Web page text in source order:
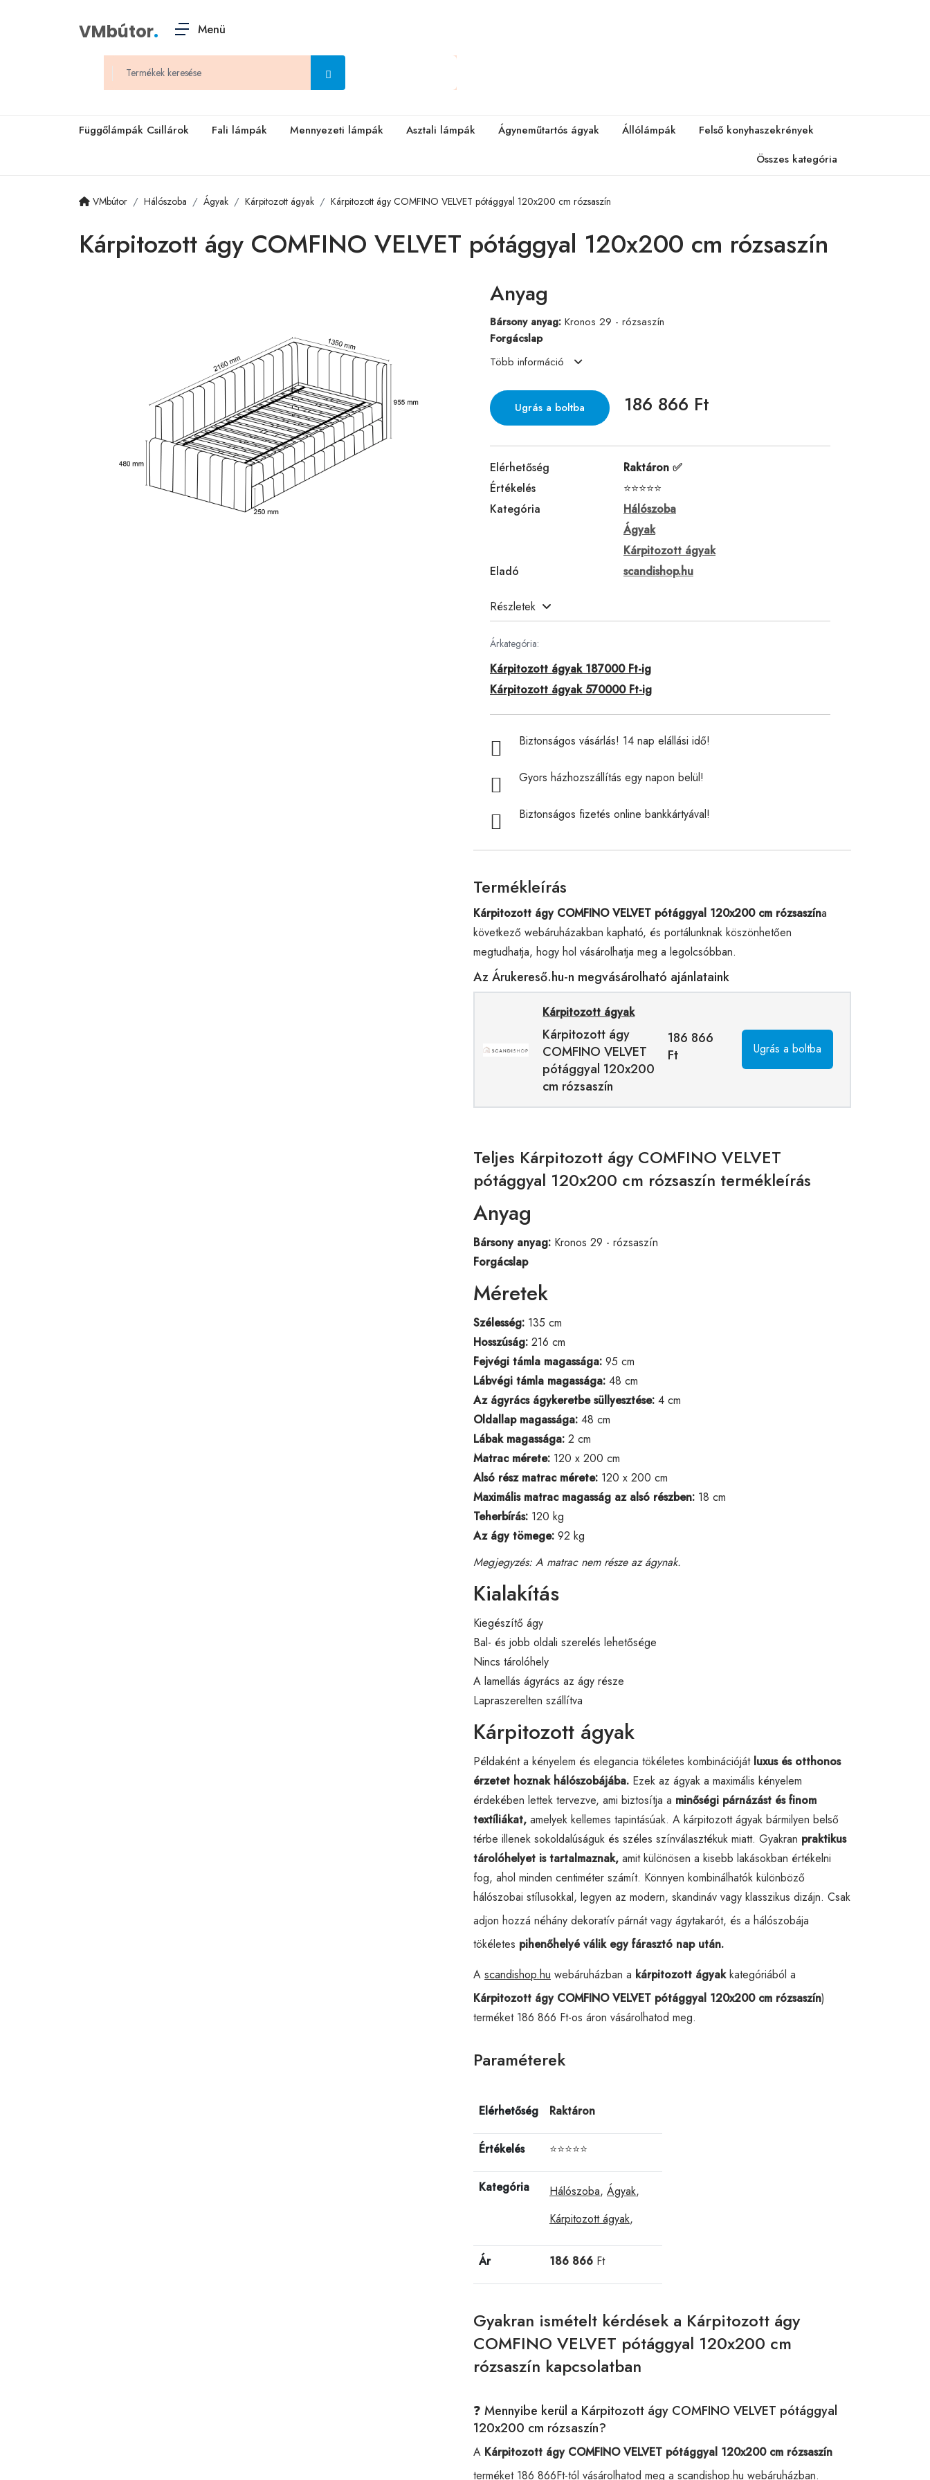
VMbútor. Menü
Függőlámpák Csillárok Fali lámpák Mennyezeti lámpák Asztali lámpák Ágyneműtartós ágyak Állólámpák
Felső konyhaszekrények
Összes kategória
VMbútor Hálószoba Ágyak Kárpitozott ágyak Kárpitozott ágy COMFINO VELVET pótággyal 120x200 cm rózsaszín
Kárpitozott ágy COMFINO VELVET pótággyal 120x200 cm rózsaszín
Anyag
Bársony anyag: Kronos 29 - rózsaszín
Forgácslap
Több információ
Ugrás a boltba 186 866 Ft
Elérhetőség
Raktáron ✅
Értékelés
⭐⭐⭐⭐⭐
Kategória
Hálószoba
Ágyak
Kárpitozott ágyak
Eladó
scandishop.hu
Részletek
Árkategória:
Kárpitozott ágyak 187000 Ft-ig
Kárpitozott ágyak 570000 Ft-ig
Biztonságos vásárlás! 14 nap elállási idő!
Gyors házhozszállítás egy napon belül!
Biztonságos fizetés online bankkártyával!
Termékleírás
Kárpitozott ágy COMFINO VELVET pótággyal 120x200 cm rózsaszína
következő webáruházakban kapható, és portálunknak köszönhetően
megtudhatja, hogy hol vásárolhatja meg a legolcsóbban.
Az Árukereső.hu-n megvásárolható ajánlataink
Kárpitozott ágyak
Kárpitozott ágy
COMFINO VELVET
pótággyal 120x200
cm rózsaszín
186 866
Ft
Ugrás a boltba
Teljes Kárpitozott ágy COMFINO VELVET
pótággyal 120x200 cm rózsaszín termékleírás
Anyag
Bársony anyag: Kronos 29 - rózsaszín
Forgácslap
Méretek
Szélesség: 135 cm
Hosszúság: 216 cm
Fejvégi támla magassága: 95 cm
Lábvégi támla magassága: 48 cm
Az ágyrács ágykeretbe süllyesztése: 4 cm
Oldallap magassága: 48 cm
Lábak magassága: 2 cm
Matrac mérete: 120 x 200 cm
Alsó rész matrac mérete: 120 x 200 cm
Maximális matrac magasság az alsó részben: 18 cm
Teherbírás: 120 kg
Az ágy tömege: 92 kg
Megjegyzés: A matrac nem része az ágynak.
Kialakítás
Kiegészítő ágy
Bal- és jobb oldali szerelés lehetősége
Nincs tárolóhely
A lamellás ágyrács az ágy része
Lapraszerelten szállítva
Kárpitozott ágyak
Példaként a kényelem és elegancia tökéletes kombinációját luxus és otthonos
érzetet hoznak hálószobájába. Ezek az ágyak a maximális kényelem
érdekében lettek tervezve, ami biztosítja a minőségi párnázást és finom
textíliákat, amelyek kellemes tapintásúak. A kárpitozott ágyak bármilyen belső
térbe illenek sokoldalúságuk és széles színválasztékuk miatt. Gyakran praktikus
tárolóhelyet is tartalmaznak, amit különösen a kisebb lakásokban értékelni
fog, ahol minden centiméter számít. Könnyen kombinálhatók különböző
hálószobai stílusokkal, legyen az modern, skandináv vagy klasszikus dizájn. Csak
adjon hozzá néhány dekoratív párnátvagy ágytakarót, és a hálószobája
tökéletes pihenőhelyé válik egy fárasztó nap után.
A scandishop.hu webáruházban a kárpitozott ágyakkategóriából a
Kárpitozott ágy COMFINO VELVET pótággyal 120x200 cm rózsaszín)
terméket 186 866 Ft-os áron vásárolhatod meg.
Paraméterek
Elérhetőség Raktáron
Értékelés ⭐⭐⭐⭐⭐
Kategória Hálószoba, Ágyak,
Kárpitozott ágyak,
Ár 186 866 Ft
Gyakran ismételt kérdések a Kárpitozott ágy
COMFINO VELVET pótággyal 120x200 cm
rózsaszín kapcsolatban
❓ Mennyibe kerül a Kárpitozott ágy COMFINO VELVET pótággyal
120x200 cm rózsaszín?
A Kárpitozott ágy COMFINO VELVET pótággyal 120x200 cm rózsaszín
terméket 186 866Ft-tól vásárolhatod meg a scandishop.hu webáruházban.